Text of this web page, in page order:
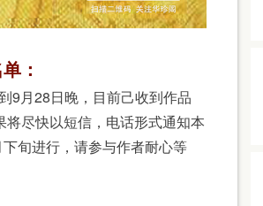
：
9月28日晚，目前己收到作品
尽快以短信，电话形式通知本
旬进行，请参与作者耐心等